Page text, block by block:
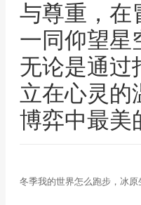
与尊重，在
一同仰望星
无论是通过
立在心灵的
博弈中最美
冬季我的世界怎么跑步，冰